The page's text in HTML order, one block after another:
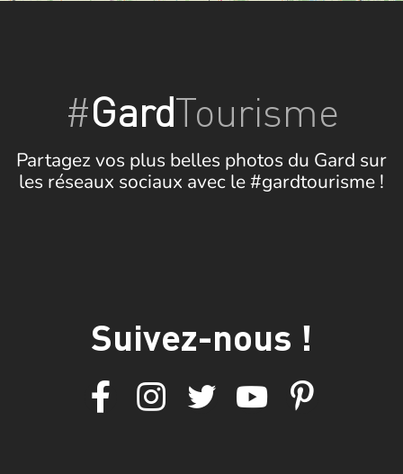
#GardTourisme
Partagez vos plus belles photos du Gard sur
les réseaux sociaux avec le #gardtourisme !
Suivez-nous !